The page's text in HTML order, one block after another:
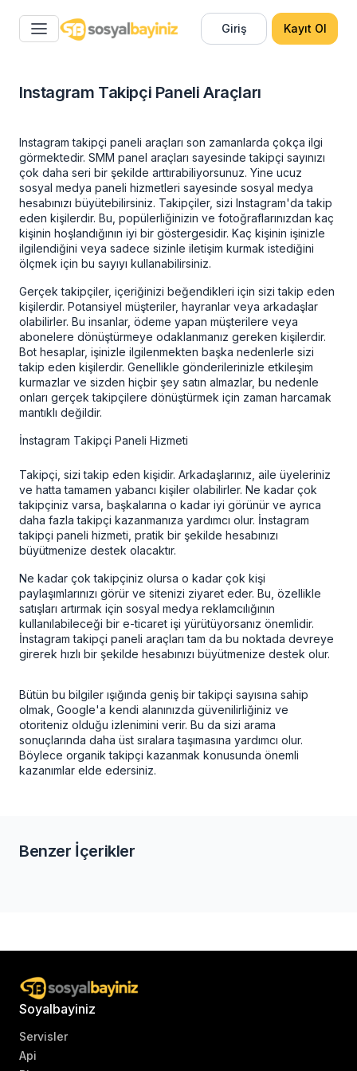
Giriş Kayıt Ol
Instagram Takipçi Paneli Araçları
Instagram takipçi paneli araçları son zamanlarda çokça ilgi
görmektedir. SMM panel araçları sayesinde takipçi sayınızı
çok daha seri bir şekilde arttırabiliyorsunuz. Yine ucuz
sosyal medya paneli hizmetleri sayesinde sosyal medya
hesabınızı büyütebilirsiniz. Takipçiler, sizi Instagram'da takip
eden kişilerdir. Bu, popülerliğinizin ve fotoğraflarınızdan kaç
kişinin hoşlandığının iyi bir göstergesidir. Kaç kişinin işinizle
ilgilendiğini veya sadece sizinle iletişim kurmak istediğini
ölçmek için bu sayıyı kullanabilirsiniz.
Gerçek takipçiler, içeriğinizi beğendikleri için sizi takip eden
kişilerdir. Potansiyel müşteriler, hayranlar veya arkadaşlar
olabilirler. Bu insanlar, ödeme yapan müşterilere veya
abonelere dönüştürmeye odaklanmanız gereken kişilerdir.
Bot hesaplar, işinizle ilgilenmekten başka nedenlerle sizi
takip eden kişilerdir. Genellikle gönderilerinizle etkileşim
kurmazlar ve sizden hiçbir şey satın almazlar, bu nedenle
onları gerçek takipçilere dönüştürmek için zaman harcamak
mantıklı değildir.
İnstagram Takipçi Paneli Hizmeti
Takipçi, sizi takip eden kişidir. Arkadaşlarınız, aile üyeleriniz
ve hatta tamamen yabancı kişiler olabilirler. Ne kadar çok
takipçiniz varsa, başkalarına o kadar iyi görünür ve ayrıca
daha fazla takipçi kazanmanıza yardımcı olur. İnstagram
takipçi paneli hizmeti, pratik bir şekilde hesabınızı
büyütmenize destek olacaktır.
Ne kadar çok takipçiniz olursa o kadar çok kişi
paylaşımlarınızı görür ve sitenizi ziyaret eder. Bu, özellikle
satışları artırmak için sosyal medya reklamcılığının
kullanılabileceği bir e-ticaret işi yürütüyorsanız önemlidir.
İnstagram takipçi paneli araçları tam da bu noktada devreye
girerek hızlı bir şekilde hesabınızı büyütmenize destek olur.
Bütün bu bilgiler ışığında geniş bir takipçi sayısına sahip
olmak, Google'a kendi alanınızda güvenilirliğiniz ve
otoriteniz olduğu izlenimini verir. Bu da sizi arama
sonuçlarında daha üst sıralara taşımasına yardımcı olur.
Böylece organik takipçi kazanmak konusunda önemli
kazanımlar elde edersiniz.
Benzer İçerikler
Soyalbayiniz
Servisler
Api